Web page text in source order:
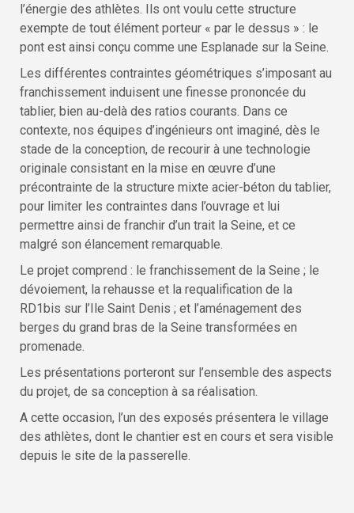
l’énergie des athlètes. Ils ont voulu cette structure
exempte de tout élément porteur « par le dessus » : le
pont est ainsi conçu comme une Esplanade sur la Seine.
Les différentes contraintes géométriques s’imposant au
franchissement induisent une finesse prononcée du
tablier, bien au-delà des ratios courants. Dans ce
contexte, nos équipes d’ingénieurs ont imaginé, dès le
stade de la conception, de recourir à une technologie
originale consistant en la mise en œuvre d’une
précontrainte de la structure mixte acier-béton du tablier,
pour limiter les contraintes dans l’ouvrage et lui
permettre ainsi de franchir d’un trait la Seine, et ce
malgré son élancement remarquable.
Le projet comprend : le franchissement de la Seine ; le
dévoiement, la rehausse et la requalification de la
RD1bis sur l’Ile Saint Denis ; et l’aménagement des
berges du grand bras de la Seine transformées en
promenade.
Les présentations porteront sur l’ensemble des aspects
du projet, de sa conception à sa réalisation.
A cette occasion, l’un des exposés présentera le village
des athlètes, dont le chantier est en cours et sera visible
depuis le site de la passerelle.